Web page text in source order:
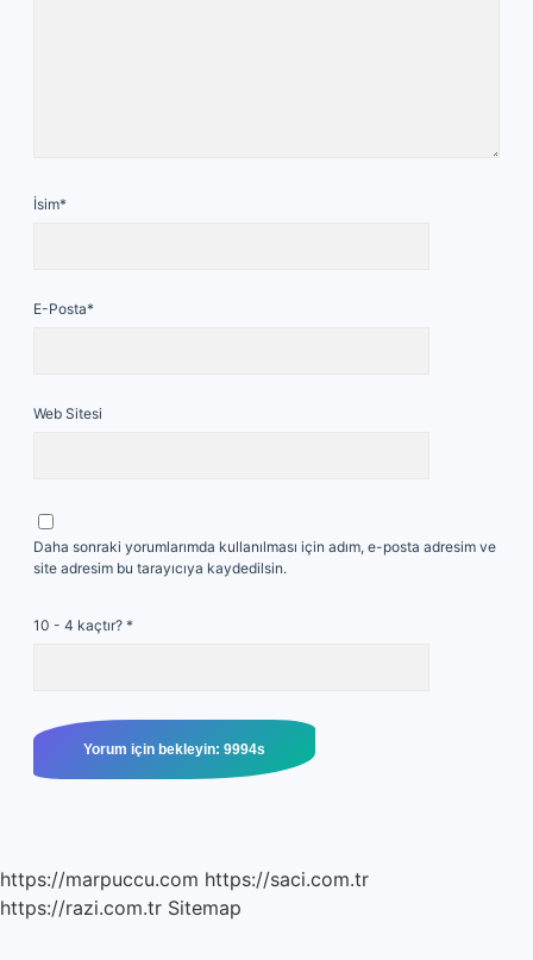
İsim*
E-Posta*
Web Sitesi
Daha sonraki yorumlarımda kullanılması için adım, e-posta adresim ve
site adresim bu tarayıcıya kaydedilsin.
10 - 4 kaçtır? *
https://marpuccu.com https://saci.com.tr
https://razi.com.tr Sitemap